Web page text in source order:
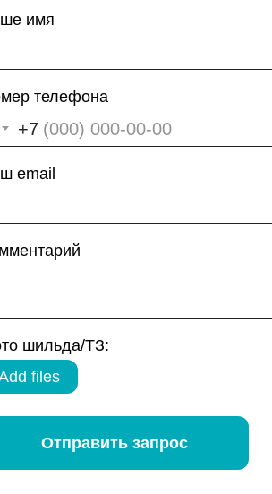
имя
телефона
+7
email
шильда/ТЗ:
files
Отправить запрос